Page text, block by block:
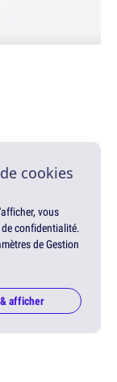
cookies
vous
confidentialité.
de Gestion
afficher